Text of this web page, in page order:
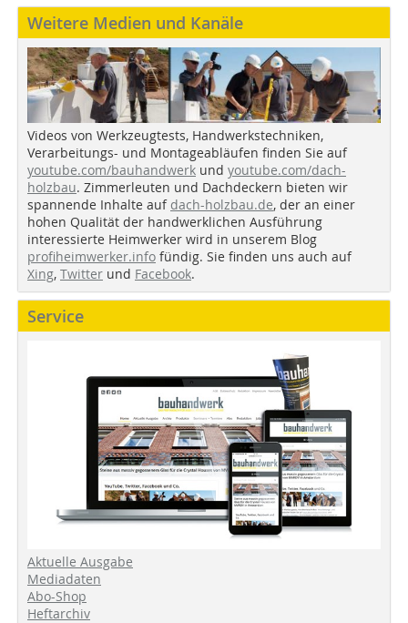
Weitere Medien und Kanäle
Videos von Werkzeugtests, Handwerkstechniken,
Verarbeitungs- und Montageabläufen finden Sie auf
youtube.com/bauhandwerk und youtube.com/dach-
holzbau. Zimmerleuten und Dachdeckern bieten wir
spannende Inhalte auf dach-holzbau.de, der an einer
hohen Qualität der handwerklichen Ausführung
interessierte Heimwerker wird in unserem Blog
profiheimwerker.info fündig. Sie finden uns auch auf
Xing, Twitter und Facebook.
Service
Aktuelle Ausgabe
Mediadaten
Abo-Shop
Heftarchiv